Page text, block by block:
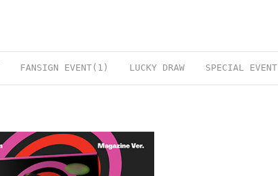
FANSIGN EVENT(1) LUCKY DRAW SPECIAL EVENT